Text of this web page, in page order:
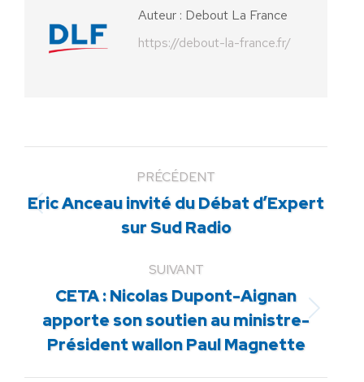
Auteur : Debout La France
https://debout-la-france.fr/
PRÉCÉDENT
Article
précédent
Eric Anceau invité du Débat d’Expert
sur Sud Radio
SUIVANT
Article
suivant
:
CETA : Nicolas Dupont-Aignan
apporte son soutien au ministre-
Président wallon Paul Magnette